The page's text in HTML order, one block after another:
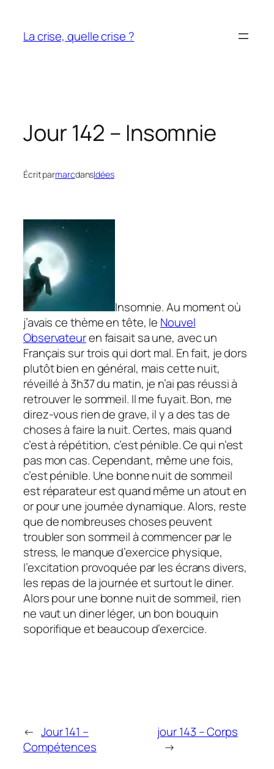
contenu
La crise, quelle crise ?
Jour 142 – Insomnie
Écrit parmarcdansIdées
Insomnie. Au moment où
j’avais ce thème en tête, le Nouvel
Observateuren faisait sa une, avec un
Français sur trois qui dort mal. En fait, je dors
plutôt bien en général, mais cette nuit,
réveillé à 3h37 du matin, je n’ai pas réussi à
retrouver le sommeil. Il me fuyait. Bon, me
direz-vous rien de grave, il y a des tas de
choses à faire la nuit. Certes, mais quand
c’est à répétition, c’est pénible. Ce qui n’est
pas mon cas. Cependant, même une fois,
c’est pénible. Une bonne nuit de sommeil
est réparateur est quand même un atout en
or pour une journée dynamique. Alors, reste
que de nombreuses choses peuvent
troubler son sommeil à commencer par le
stress, le manque d’exercice physique,
l’excitation provoquée par les écrans divers,
les repas de la journée et surtout le diner.
Alors pour une bonne nuit de sommeil, rien
ne vaut un diner léger, un bon bouquin
soporifique et beaucoup d’exercice.
← Jour 141 –
Compétences
jour 143 – Corps
→